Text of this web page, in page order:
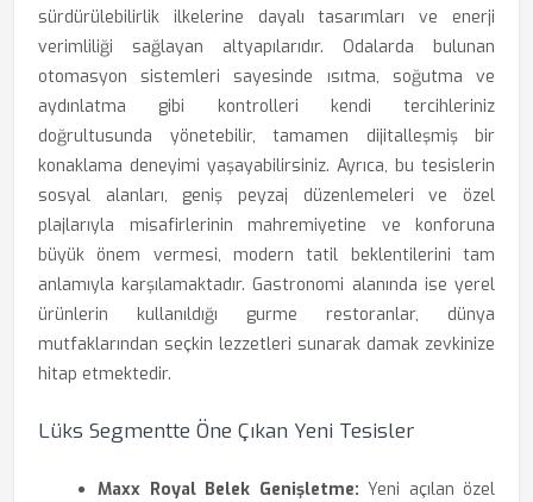
sürdürülebilirlik ilkelerine dayalı tasarımları ve enerji
verimliliği sağlayan altyapılarıdır. Odalarda bulunan
otomasyon sistemleri sayesinde ısıtma, soğutma ve
aydınlatma gibi kontrolleri kendi tercihleriniz
doğrultusunda yönetebilir, tamamen dijitalleşmiş bir
konaklama deneyimi yaşayabilirsiniz. Ayrıca, bu tesislerin
sosyal alanları, geniş peyzaj düzenlemeleri ve özel
plajlarıyla misafirlerinin mahremiyetine ve konforuna
büyük önem vermesi, modern tatil beklentilerini tam
anlamıyla karşılamaktadır. Gastronomi alanında ise yerel
ürünlerin kullanıldığı gurme restoranlar, dünya
mutfaklarından seçkin lezzetleri sunarak damak zevkinize
hitap etmektedir.
Lüks Segmentte Öne Çıkan Yeni Tesisler
Maxx Royal Belek Genişletme: Yeni açılan özel